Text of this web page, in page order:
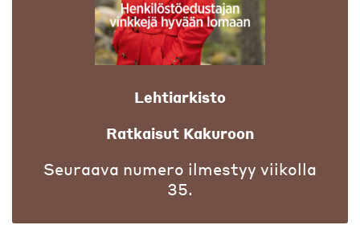
Lehtiarkisto
Ratkaisut Kakuroon
Seuraava numero ilmestyy viikolla
35.